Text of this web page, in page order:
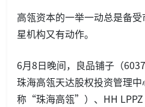
高瓴资本的一举一动总是备
星机构又有动作。
6月8日晚间，良品铺子（
珠海高瓴天达股权投资管理
称“珠海高瓴”）、HH